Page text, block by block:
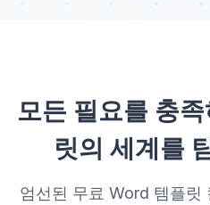
모든 필요를 충
릿의 세계를
엄선된 무료 Word 템플릿